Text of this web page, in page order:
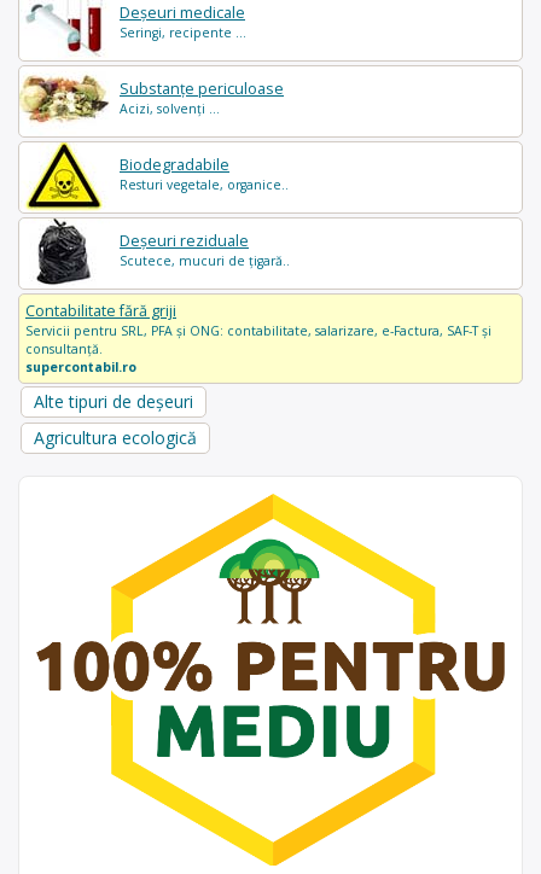
Deșeuri medicale
Seringi, recipente ...
Substanțe periculoase
Acizi, solvenți ...
Biodegradabile
Resturi vegetale, organice..
Deșeuri reziduale
Scutece, mucuri de țigară..
Contabilitate fără griji
Servicii pentru SRL, PFA și ONG: contabilitate, salarizare, e-Factura, SAF-T și
consultanță.
supercontabil.ro
Alte tipuri de deșeuri
Agricultura ecologică